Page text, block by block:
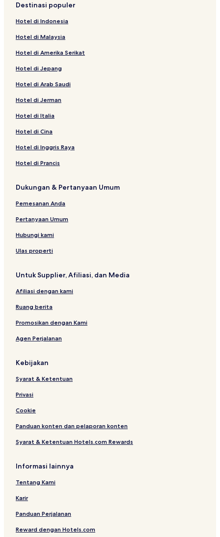
Destinasi populer
Hotel di Indonesia
Hotel di Malaysia
Hotel di Amerika Serikat
Hotel di Jepang
Hotel di Arab Saudi
Hotel di Jerman
Hotel di Italia
Hotel di Cina
Hotel di Inggris Raya
Hotel di Prancis
Dukungan & Pertanyaan Umum
Pemesanan Anda
Pertanyaan Umum
Hubungi kami
Ulas properti
Untuk Supplier, Afiliasi, dan Media
Afiliasi dengan kami
Ruang berita
Promosikan dengan Kami
Agen Perjalanan
Kebijakan
Syarat & Ketentuan
Privasi
Cookie
Panduan konten dan pelaporan konten
Syarat & Ketentuan Hotels.com Rewards
Informasi lainnya
Tentang Kami
Karir
Panduan Perjalanan
Reward dengan Hotels.com